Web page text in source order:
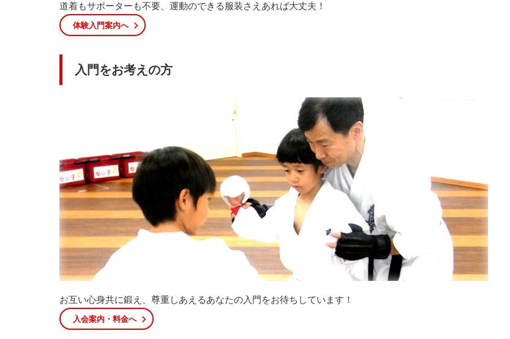
道着もサポーターも不要、運動のできる服装さえあれば大丈夫！
体験入門案内へ
入門をお考えの方
お互い心身共に鍛え、尊重しあえるあなたの入門をお待ちしています！
入会案内・料金へ